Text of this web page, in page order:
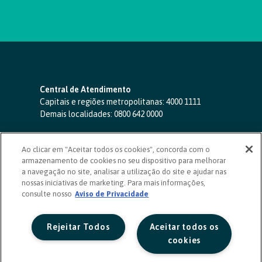
Central de Atendimento
Capitais e regiões metropolitanas: 4000 1111
Demais localidades: 0800 642 0000
SAC 24 horas-0800 724 4420
Ouvidoria
0800 725 0996
(de segunda a sexta, das 8h às 20h)
ouvidoriasicoob.com.br
Deficientes auditivos ou de fala
Ao clicar em "Aceitar todos os cookies", concorda com o
armazenamento de cookies no seu dispositivo para melhorar
a navegação no site, analisar a utilização do site e ajudar nas
nossas iniciativas de marketing. Para mais informações,
consulte nosso Aviso de Privacidade
Aceitar todos os
cookies
Rejeitar Todos